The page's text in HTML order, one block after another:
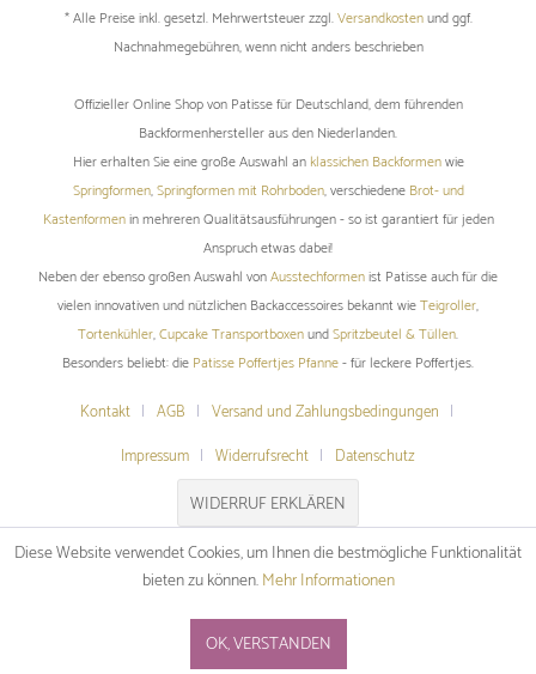
* Alle Preise inkl. gesetzl. Mehrwertsteuer zzgl.Versandkostenund ggf.
Nachnahmegebühren, wenn nicht anders beschrieben
Offizieller Online Shop von Patisse für Deutschland, dem führenden
Backformenhersteller aus den Niederlanden.
Hier erhalten Sie eine große Auswahl an klassichen Backformenwie
Springformen,Springformen mit Rohrboden, verschiedene Brot- und
Kastenformenin mehreren Qualitätsausführungen - so ist garantiert für jeden
Anspruch etwas dabei!
Neben der ebenso großen Auswahl vonAusstechformenist Patisse auch für die
vielen innovativen und nützlichen Backaccessoires bekannt wieTeigroller,
Tortenkühler,Cupcake TransportboxenundSpritzbeutel & Tüllen.
Besonders beliebt: die Patisse Poffertjes Pfanne- für leckere Poffertjes.
Kontakt AGB
Versand und Zahlungsbedingungen
Impressum
Widerrufsrecht Datenschutz
WIDERRUF ERKLÄREN
Diese Website verwendet Cookies, um Ihnen die bestmögliche Funktionalität
bieten zu können.Mehr Informationen
OK, VERSTANDEN